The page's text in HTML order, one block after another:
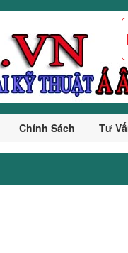
Chính Sách Tư